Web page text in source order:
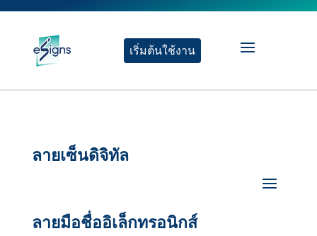
เริ่มต้นใช้งาน
ลายเซ็นดิจิทัล
ลายมือชื่ออิเล็กทรอนิกส์